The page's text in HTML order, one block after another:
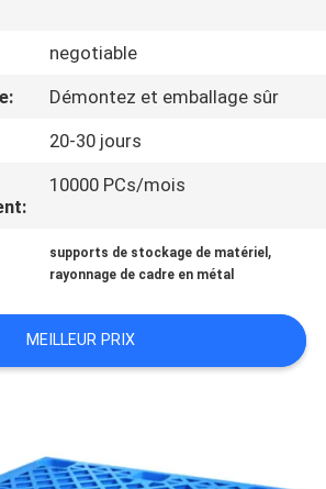
negotiable
Démontez et emballage sûr
20-30 jours
10000 PCs/mois
supports de stockage de matériel ,
rayonnage de cadre en métal
MEILLEUR PRIX